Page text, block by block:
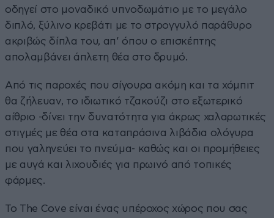
οδηγεί στο μοναδικό υπνοδωμάτιο με το μεγάλο
διπλό, ξύλινο κρεβάτι με το στρογγυλό παράθυρο
ακριβώς δίπλα του, απ’ όπου ο επισκέπτης
απολαμβάνει άπλετη θέα στο δρυμό.
Από τις παροχές που σίγουρα ακόμη και τα χόμπιτ
θα ζήλευαν, το ιδιωτικό τζακούζι στο εξωτερικό
αίθριο -δίνει την δυνατότητα για άκρως χαλαρωτικές
στιγμές με θέα στα καταπράσινα λιβάδια ολόγυρα
που γαληνεύει το πνεύμα- καθώς και οι προμήθειες
με αυγά και λιχουδιές για πρωινό από τοπικές
φάρμες.
Το The Cove είναι ένας υπέροχος χώρος που σας